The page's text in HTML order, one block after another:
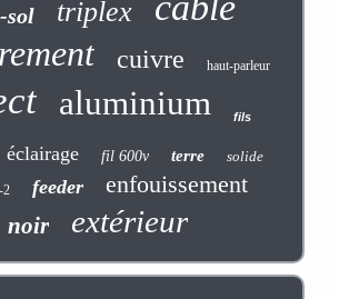
sol triplex
cuivre haut-parleur
aluminium fils
éclairage fil 600v terre solide
2 feeder enfouissement
noir extérieur